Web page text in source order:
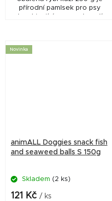
přírodní pamlsek pro psy
Novinka
animALL Doggies snack fish
and seaweed balls S 150g
Skladem (2 ks)
121 Kč / ks